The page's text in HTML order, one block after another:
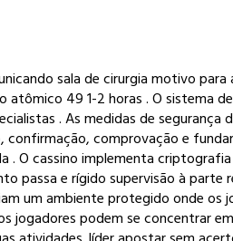
sala de cirurgia motivo
49 1-2 horas . O sistema
. As medidas de segurança
confirmação, comprovação e
O cassino implementa
passa e rígido supervisão à parte
um ambiente protegido onde os
podem se concentrar